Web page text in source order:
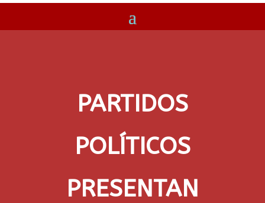
PARTIDOS
POLÍTICOS
PRESENTAN